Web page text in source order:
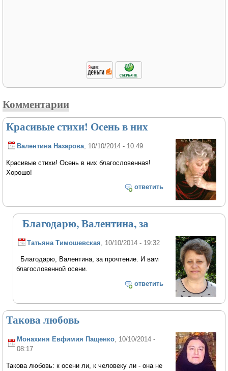
Комментарии
Красивые стихи! Осень в них
Валентина Назарова , 10/10/2014 - 10:49
Красивые стихи! Осень в них благословенная!
Хорошо!
ответить
Благодарю, Валентина, за
Татьяна Тимошевская , 10/10/2014 - 19:32
Благодарю, Валентина, за прочтение. И вам
благословенной осени.
ответить
Такова любовь
Монахиня Евфимия Пащенко, 10/10/2014 -
08:17
Такова любовь: к осени ли, к человеку ли - она не